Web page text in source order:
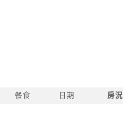
餐食 日期 房況